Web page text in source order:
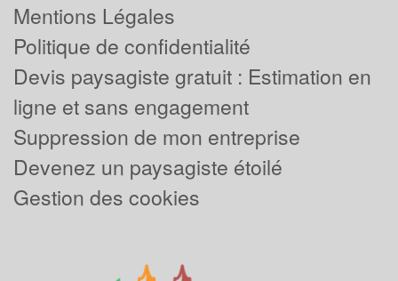
Mentions Légales
Politique de confidentialité
Devis paysagiste gratuit : Estimation en
ligne et sans engagement
Suppression de mon entreprise
Devenez un paysagiste étoilé
Gestion des cookies